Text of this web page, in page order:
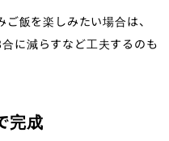
飯を楽しみたい場合は、
に減らすなど工夫するのも
完成